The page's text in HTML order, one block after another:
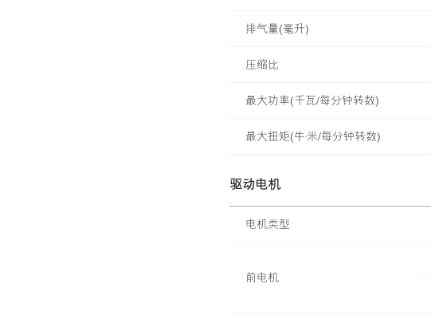
排气量(毫升)
压缩比
最大功率(千瓦/每分钟转数)
最大扭矩(牛·米/每分钟转数)
驱动电机
电机类型
前电机